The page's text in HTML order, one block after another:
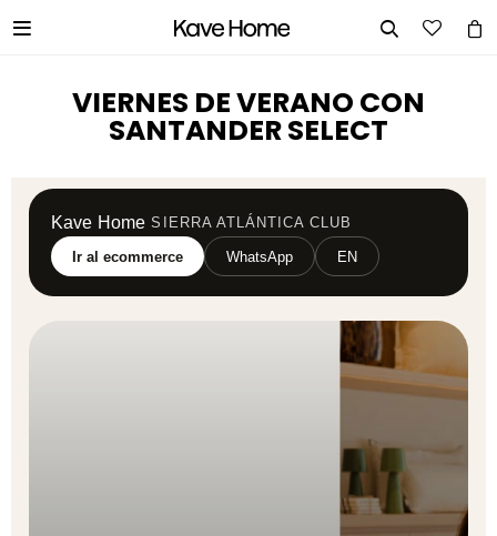
 
VIERNES DE VERANO CON
SANTANDER SELECT
Kave Home SIERRA ATLÁNTICA CLUB
Ir al ecommerce WhatsApp EN